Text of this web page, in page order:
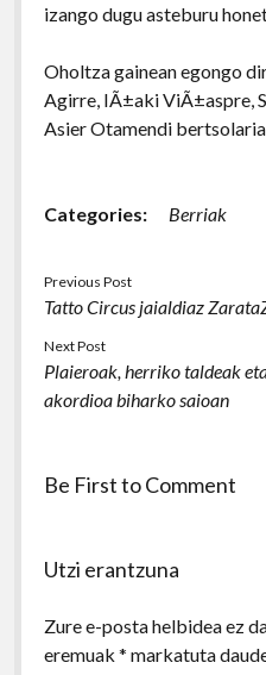
izango dugu asteburu
Oholtza gainean egongo
Agirre, IÃ±aki ViÃ±aspre,
Asier Otamendi
Categories: Berriak
Previous Post
Tatto Circus jaialdiaz
Next Post
Plaieroak, herriko taldeak
akordioa biharko saioan
Be First to Comment
Utzi erantzuna
Zure e-posta helbidea ez
eremuak * markatuta